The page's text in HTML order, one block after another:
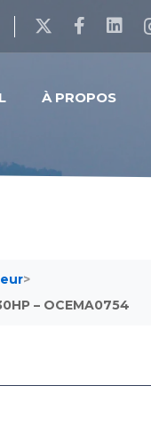
À PROPOS
>
– OCEMA0754